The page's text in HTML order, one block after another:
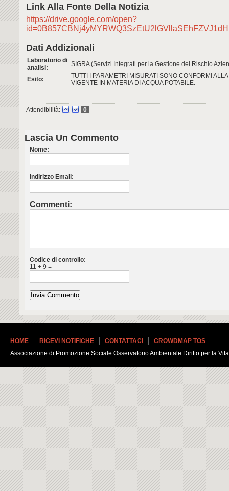
Link Alla Fonte Della Notizia
https://drive.google.com/open?
Dati Addizionali
Laboratorio di
analisi:
SIGRA (Servizi Integrati per la Gestione del Rischio
Esito:
TUTTI I PARAMETRI MISURATI SONO CONFORMI
VIGENTE IN MATERIA DI ACQUA POTABILE.
Attendibilità: 0
Lascia Un Commento
Nome:
Indirizzo Email:
Commenti:
Codice di controllo:
11 + 9 =
HOME RICEVI NOTIFICHE CONTATTACI
CROWDMAP TOS
Associazione di Promozione Sociale Osservatorio Ambientale Diritto per la Vita